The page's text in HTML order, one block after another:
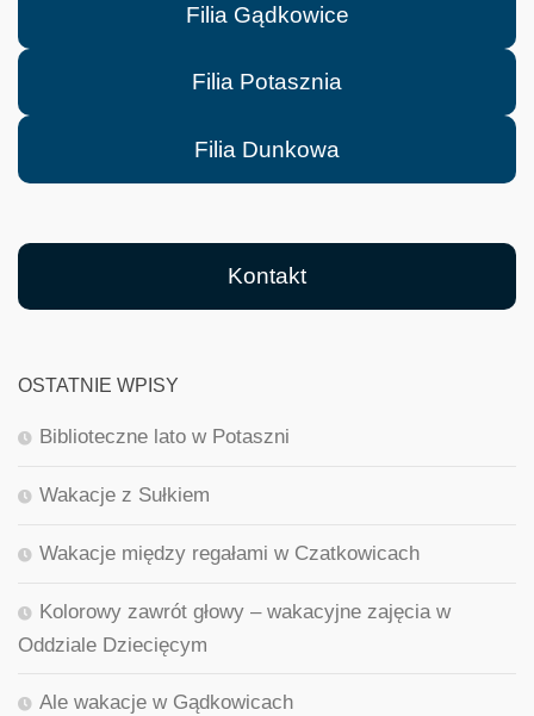
Filia Gądkowice
Filia Potasznia
Filia Dunkowa
Kontakt
OSTATNIE WPISY
Biblioteczne lato w Potaszni
Wakacje z Sułkiem
Wakacje między regałami w Czatkowicach
Kolorowy zawrót głowy – wakacyjne zajęcia w
Oddziale Dziecięcym
Ale wakacje w Gądkowicach